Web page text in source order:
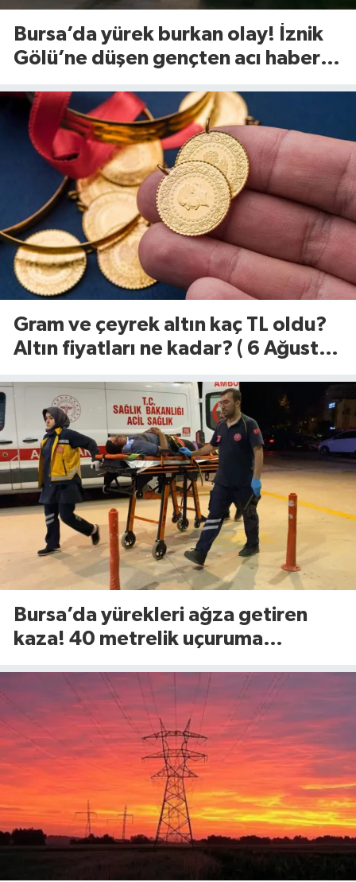
Bursa’da yürek burkan olay! İznik
Gölü’ne düşen gençten acı haber
Gram ve çeyrek altın kaç TL oldu?
Altın fiyatları ne kadar? ( 6 Ağustos
Bursa’da yürekleri ağza getiren
kaza! 40 metrelik uçuruma